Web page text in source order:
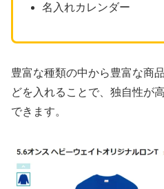
名入れカレンダー
豊富な種類の中から豊富な商
どを入れることで、独自性が
できます。